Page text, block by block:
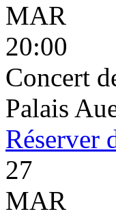
MAR
20:00
Concert
Palais
Réserver
27
MAR